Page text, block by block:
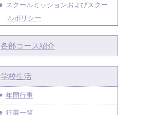
スクールミッションおよびスクー
ルポリシー
各部コース紹介
学校生活
年間行事
行事一覧